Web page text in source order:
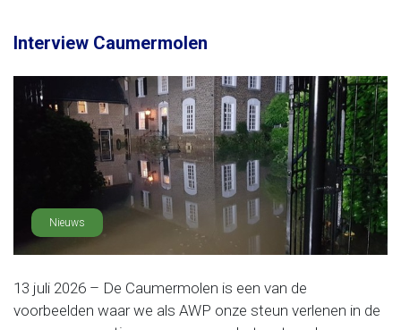
Interview Caumermolen
Nieuws
13 juli 2026 – De Caumermolen is een van de
voorbeelden waar we als AWP onze steun verlenen in de